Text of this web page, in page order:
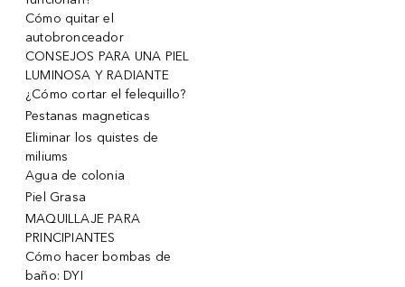
Cómo quitar el
autobronceador
CONSEJOS PARA UNA PIEL
LUMINOSA Y RADIANTE
¿Cómo cortar el felequillo?
Pestanas magneticas
Eliminar los quistes de
miliums
Agua de colonia
Piel Grasa
MAQUILLAJE PARA
PRINCIPIANTES
Cómo hacer bombas de
baño: DYI